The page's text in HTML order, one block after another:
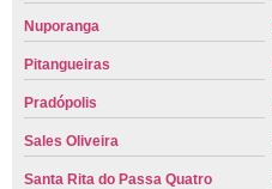
Nuporanga
Pitangueiras
Pradópolis
Sales Oliveira
Santa Rita do Passa Quatro